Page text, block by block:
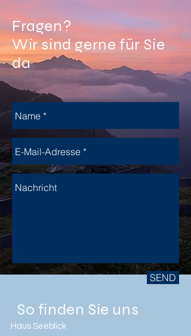
Fragen?
Wir sind gerne für Sie
da
SEND
So finden Sie uns
Haus Seeblick